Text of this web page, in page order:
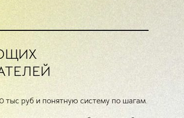
тыс руб и понятную систему по шагам.